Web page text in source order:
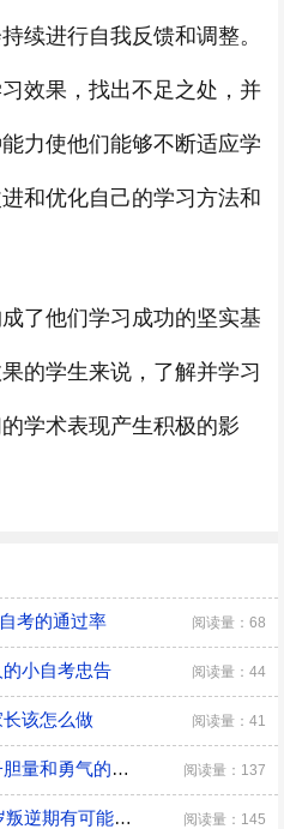
续进行自我反馈和调整。
效果，找出不足之处，并
力使他们能够不断适应学
和优化自己的学习方法和
了他们学习成功的坚实基
的学生来说，了解并学习
学术表现产生积极的影
考的通过率 阅读量：68
小自考忠告 阅读量：44
该怎么做 阅读量：41
如何培养孩子的胆量 培养孩子胆量和勇气的方法 阅读量：137
17岁叛逆期要警惕四种病 17岁叛逆期有可能会得什么病 阅读量：145